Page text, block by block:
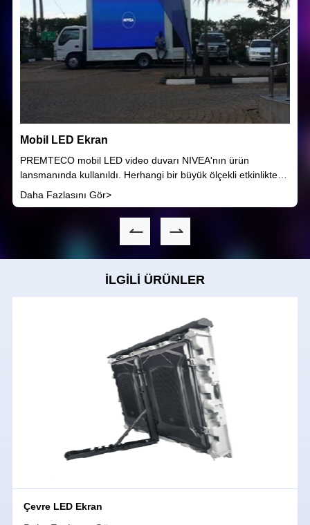
Mobil LED Ekran
PREMTECO mobil LED video duvarı NIVEA'nın ürün
lansmanında kullanıldı. Herhangi bir büyük ölçekli etkinlikte
izleyicilerle iletişim kurmanın harika bir yoludur. İster
lansmanı veya bir parti planlıyor olun, kamyon LED ekranı
mesajınızın izleyicilere iletilmesini ve etkinliklerin başarısıyla
sonuçlanmasını sağlayacaktır.
Daha Fazlasını Gör>
İLGİLİ ÜRÜNLER
Çevre LED Ekran